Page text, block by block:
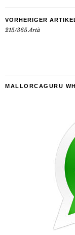
VORHERIGER
215/365 Artà
MALLORCAGURU